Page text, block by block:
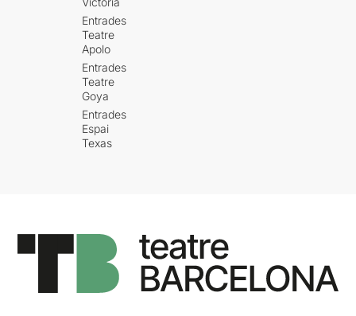
Entrades
Teatre
Apolo
Entrades
Teatre
Goya
Entrades
Espai
Texas